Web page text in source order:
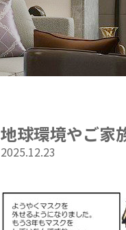
地球環境やご家
2025.12.23